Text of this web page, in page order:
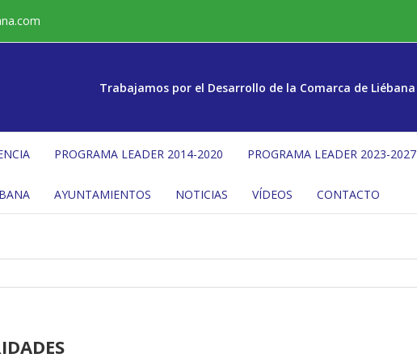
Trabajamos por el Desarrollo de la Comarca de Liébana
PROGRAMA LEADER 2014-2020 PROGRAMA LEADER 2023-2027
AYUNTAMIENTOS NOTICIAS VÍDEOS CONTACTO